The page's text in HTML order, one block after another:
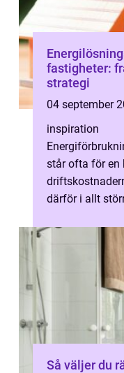
fastigheter:
strategi
04 september
inspiration
står ofta för en
därför i allt
Så väljer du